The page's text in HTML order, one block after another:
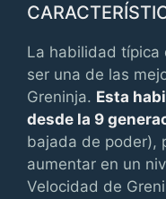
La habilidad típica
ser una de las
Greninja. Esta
desde la 9
bajada de poder),
aumentar en un
Velocidad de